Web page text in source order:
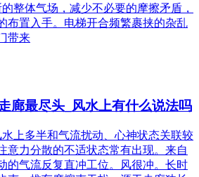
体气场，减少不必要的摩擦矛盾，
布置入手。电梯开合频繁裹挟的杂乱
带来
廊最尽头_风水上有什么说法吗
上多半和气流扰动、心神状态关联较
意力分散的不适状态常有出现。来自
的气流反复直冲工位。风很冲。长时